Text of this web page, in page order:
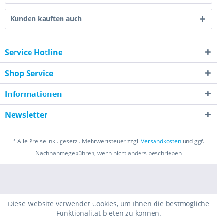
Kunden kauften auch
Service Hotline
Shop Service
Informationen
Newsletter
* Alle Preise inkl. gesetzl. Mehrwertsteuer zzgl.Versandkosten und ggf.
Nachnahmegebühren, wenn nicht anders beschrieben
Diese Website verwendet Cookies, um Ihnen die bestmögliche
Funktionalität bieten zu können.